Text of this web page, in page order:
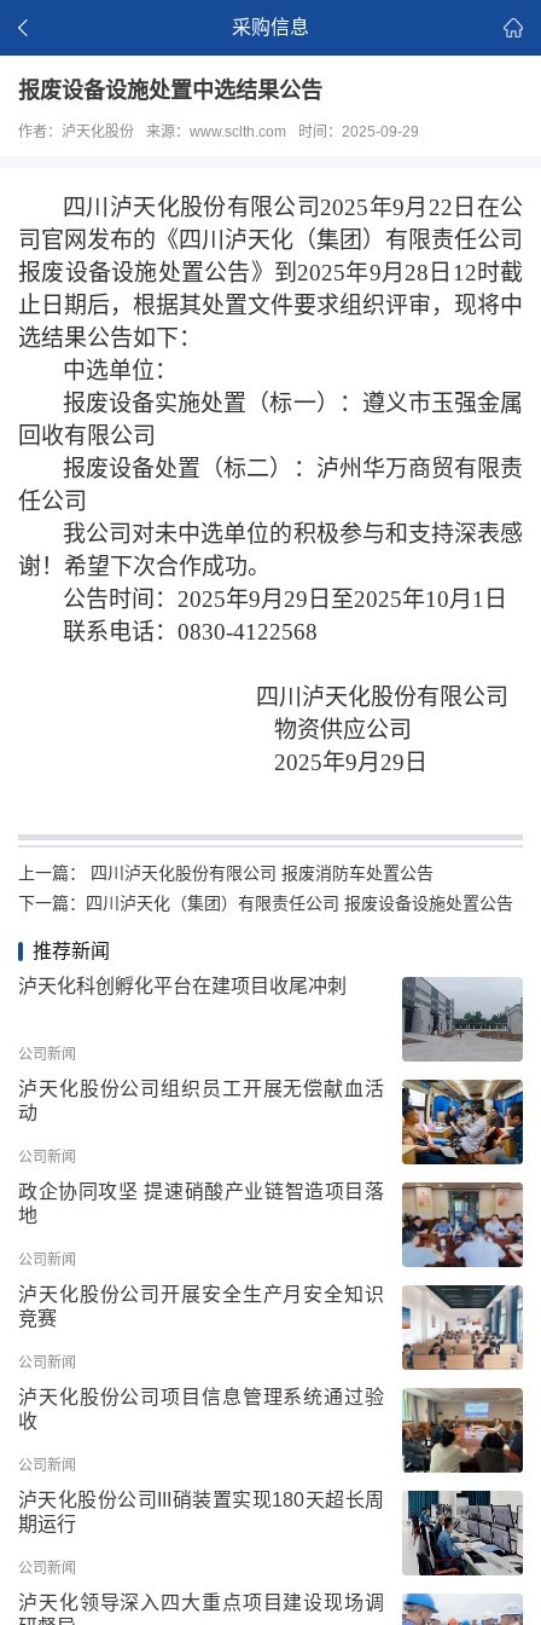
采购信息
报废设备设施处置中选结果公告
作者：泸天化股份 来源：www.sclth.com 时间：2025-09-29
四川泸天化股份有限公司 2025年9月22日在公
司官网发布的《四川泸天化 （集团 ） 有限责任公司
报废设备设施处置公告》 到 2025年9月28日12时截
止日期后， 根据其处置文件要求组织评审，现将中
选结果公告如下：
中选单位：
报废设备实施处置（标一）：遵义市玉强金属
回收有限公司
报废设备处置（标二）： 泸州华万商贸有限责
任公司
我公司对未中选单位的积极参与和支持深表感
谢！希望下次合作成功。
公告时间： 2025年9月 29 日至2025年10月 1 日
联系电话： 0830-4122568
四川泸天化股份有限公司
物资供应公司
2025年9月29日
上一篇：
四川泸天化股份有限公司 报废消防车处置公告
下一篇：
四川泸天化（集团）有限责任公司 报废设备设施处置公告
推荐新闻
泸天化科创孵化平台在建项目收尾冲刺
公司新闻
泸天化股份公司组织员工开展无偿献血活
动
公司新闻
政企协同攻坚 提速硝酸产业链智造项目落
地
公司新闻
泸天化股份公司开展安全生产月安全知识
竞赛
公司新闻
泸天化股份公司项目信息管理系统通过验
收
公司新闻
泸天化股份公司III硝装置实现180天超长周
期运行
公司新闻
泸天化领导深入四大重点项目建设现场调